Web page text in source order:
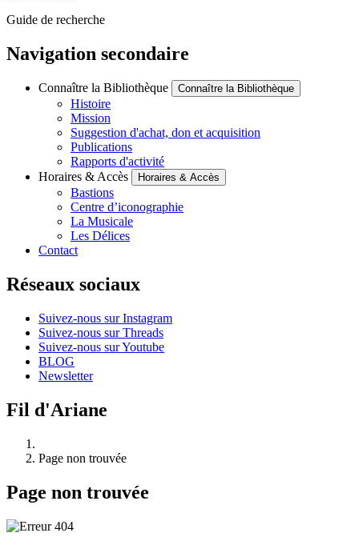
Guide de recherche
Navigation secondaire
Connaître la Bibliothèque Connaître la Bibliothèque
Histoire
Mission
Suggestion d'achat, don et acquisition
Publications
Rapports d'activité
Horaires & Accès
Horaires & Accès
Bastions
Centre d’iconographie
La Musicale
Les Délices
Contact
Réseaux sociaux
Suivez-nous sur Instagram
Suivez-nous sur Threads
Suivez-nous sur Youtube
BLOG
Newsletter
Fil d'Ariane
Page non trouvée
Page non trouvée